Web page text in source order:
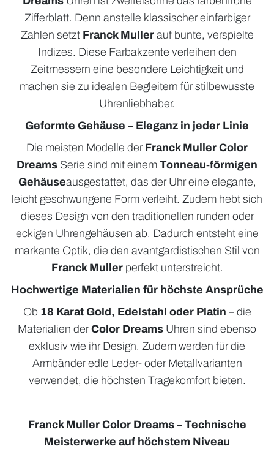
Zifferblatt. Denn anstelle klassischer einfarbiger
Zahlen setzt Franck Mullerauf bunte, verspielte
Indizes. Diese Farbakzente verleihen den
Zeitmessern eine besondere Leichtigkeit und
machen sie zu idealen Begleitern für stilbewusste
Uhrenliebhaber.
Geformte Gehäuse – Eleganz in jeder Linie
Die meisten Modelle der Franck Muller Color
Dreams Serie sind mit einem Tonneau-förmigen
Gehäuseausgestattet, das der Uhr eine elegante,
leicht geschwungene Form verleiht. Zudem hebt sich
dieses Design von den traditionellen runden oder
eckigen Uhrengehäusen ab. Dadurch entsteht eine
markante Optik, die den avantgardistischen Stil von
Franck Mullerperfekt unterstreicht.
Hochwertige Materialien für höchste Ansprüche
Ob 18 Karat Gold, Edelstahl oder Platin – die
Materialien derColor Dreams Uhren sind ebenso
exklusiv wie ihr Design. Zudem werden für die
Armbänder edle Leder- oder Metallvarianten
verwendet, die höchsten Tragekomfort bieten.
Franck Muller Color Dreams – Technische
Meisterwerke auf höchstem Niveau